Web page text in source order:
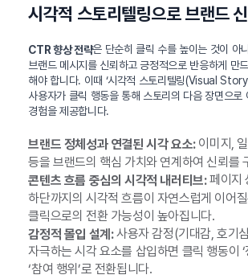
시각적 스토리텔링으로 브랜드
CTR 향상 전략은 단순히 클릭 수를 높이는 것이 아
브랜드 메시지를 신뢰하고 긍정적으로 반응하게 만
해야 합니다. 이때 ‘시각적 스토리텔링(Visual
사용자가 클릭 행동을 통해 스토리의 다음 장면으로
경험을 제공합니다.
브랜드 정체성과 연결된 시각 요소:이미지,
등을 브랜드의 핵심 가치와 연계하여 신뢰를
콘텐츠 흐름 중심의 시각적 내러티브:페이지
하단까지의 시각적 흐름이 자연스럽게 이어
클릭으로의 전환 가능성이 높아집니다.
감정적 몰입 설계:사용자 감정(기대감, 호기
자극하는 시각 요소를 삽입하면 클릭 행동이 ‘
‘참여 행위’로 전환됩니다.